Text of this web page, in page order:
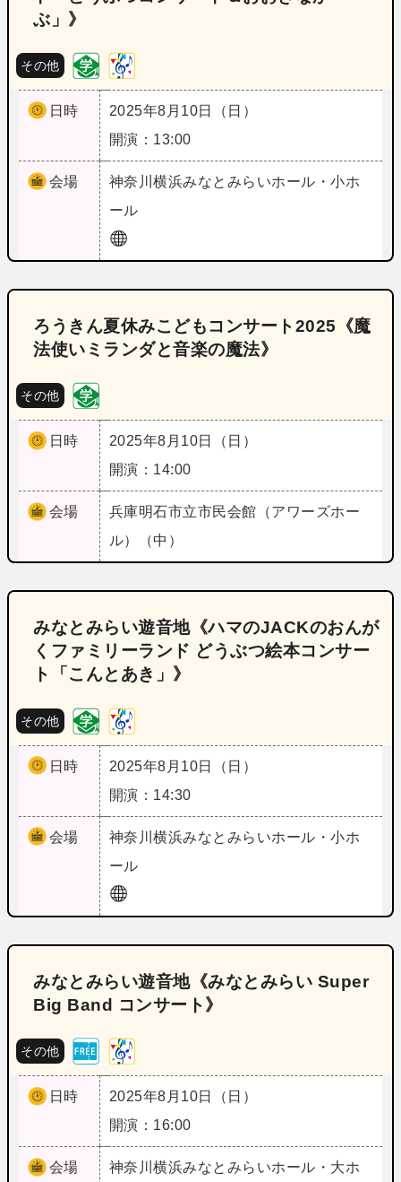
ぶ」》
その他
日時
2025年8月10日（日）
開演：13:00
会場 神奈川横浜みなとみらいホール・小ホ
ール
ろうきん夏休みこどもコンサート2025《魔
法使いミランダと音楽の魔法》
その他
日時
2025年8月10日（日）
開演：14:00
会場 兵庫明石市立市民会館（アワーズホー
ル）（中）
みなとみらい遊音地《ハマのJACKのおんが
くファミリーランド どうぶつ絵本コンサー
ト「こんとあき」》
その他
日時
2025年8月10日（日）
開演：14:30
会場 神奈川横浜みなとみらいホール・小ホ
ール
みなとみらい遊音地《みなとみらい Super
Big Band コンサート》
その他
日時
2025年8月10日（日）
開演：16:00
会場 神奈川横浜みなとみらいホール・大ホ